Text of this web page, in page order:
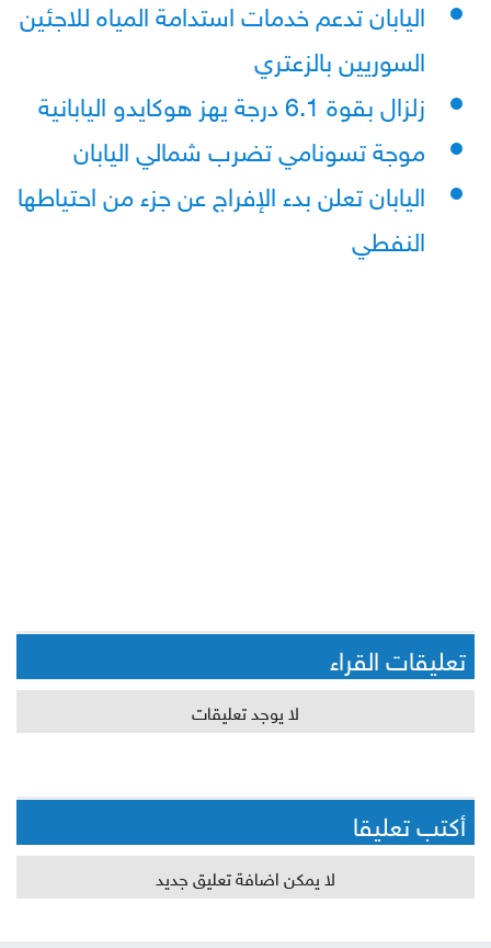
اليابان تدعم خدمات استدامة المياه للاجئين
السوريين بالزعتري
زلزال بقوة 6.1 درجة يهز هوكايدو اليابانية
موجة تسونامي تضرب شمالي اليابان
اليابان تعلن بدء الإفراج عن جزء من احتياطها
النفطي
تعليقات القراء
لا يوجد تعليقات
أكتب تعليقا
لا يمكن اضافة تعليق جديد